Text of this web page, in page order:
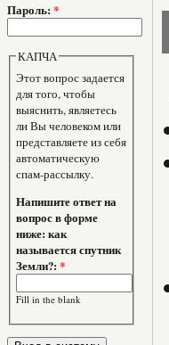
Пароль: *
КАПЧА
Этот вопрос задается
для того, чтобы
выяснить, являетесь
ли Вы человеком или
представляете из себя
автоматическую
спам-рассылку.
Напишите ответ на
вопрос в форме
ниже: как
называется спутник
Земли?:*
Fill in the blank